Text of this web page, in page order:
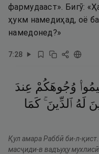
фармудааст». Бигӯ:
ҳукм намедиҳад, оё
намедонед?»
7:28
وُجُوهَكُمْ عِندَ
لَهُ ٱلدِّينَ ۚ كَمَا
Қул амара Раббӣ би-л-
масҷиди-в вадъуҳу